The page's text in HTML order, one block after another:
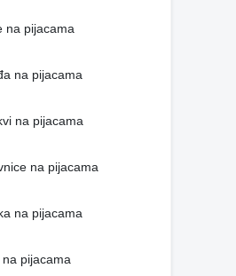
na pijacama
na pijacama
na pijacama
na pijacama
na pijacama
pijacama